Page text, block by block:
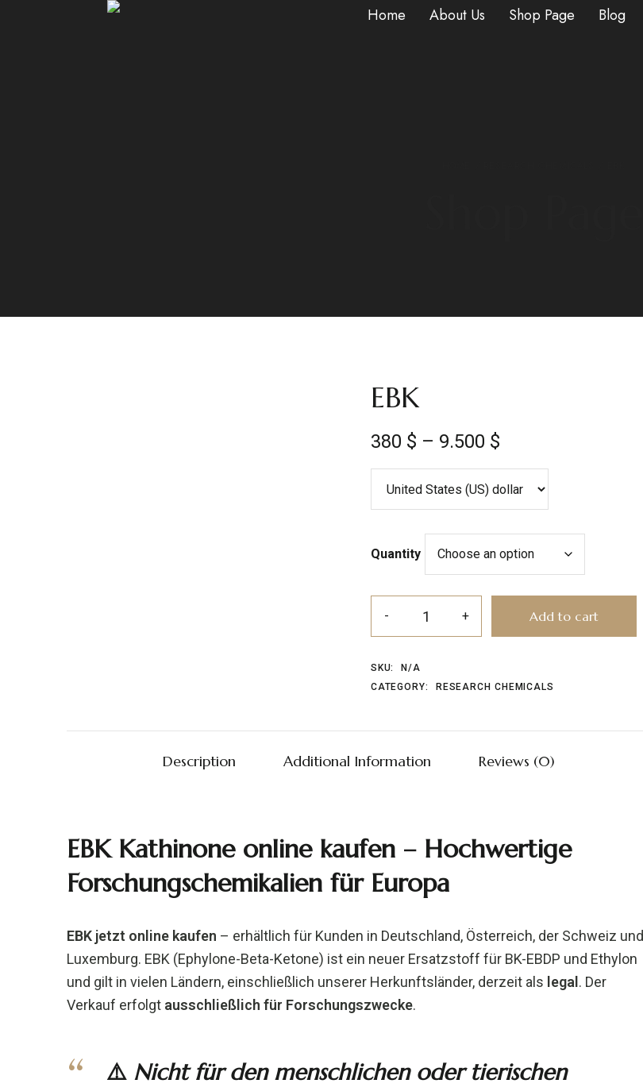
Home About Us Shop Page Blog
EBK
380 $ – 9.500 $
Quantity
Add to cart
SKU:
N/A
CATEGORY:
RESEARCH CHEMICALS
Description Additional Information Reviews (0)
EBK Kathinone online kaufen – Hochwertige
Forschungschemikalien für Europa
EBK jetzt online kaufen – erhältlich für Kunden in Deutschland, Österreich, der Schweiz und
Luxemburg. EBK (Ephylone-Beta-Ketone) ist ein neuer Ersatzstoff für BK-EBDP und Ethylon
und gilt in vielen Ländern, einschließlich unserer Herkunftsländer, derzeit als legal . Der
Verkauf erfolgt ausschließlich für Forschungszwecke.
⚠️ Nicht für den menschlichen oder tierischen